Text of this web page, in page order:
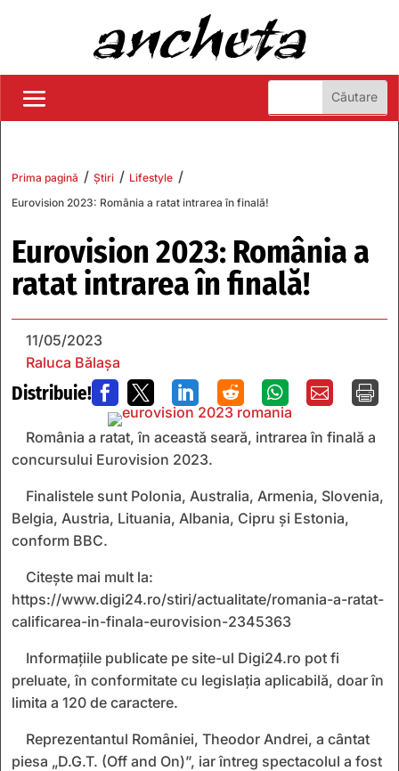
Prima pagină / Știri / Lifestyle /
Eurovision 2023: România a ratat intrarea în finală!
Eurovision 2023: România a
ratat intrarea în finală!
11/05/2023
Raluca Bălașa
Distribuie!       
România a ratat, în această seară, intrarea în finală a
concursului Eurovision 2023.
Finalistele sunt Polonia, Australia, Armenia, Slovenia,
Belgia, Austria, Lituania, Albania, Cipru și Estonia,
conform BBC.
Citește mai mult la:
https://www.digi24.ro/stiri/actualitate/romania-a-ratat-
calificarea-in-finala-eurovision-2345363
Informaţiile publicate pe site-ul Digi24.ro pot fi
preluate, în conformitate cu legislația aplicabilă, doar în
limita a 120 de caractere.
Reprezentantul României, Theodor Andrei, a cântat
piesa „D.G.T. (Off and On)”, iar întreg spectacolul a fost